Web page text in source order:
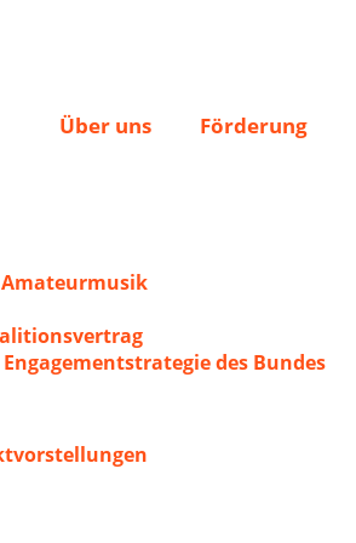
Über uns Förderung
des Bundes